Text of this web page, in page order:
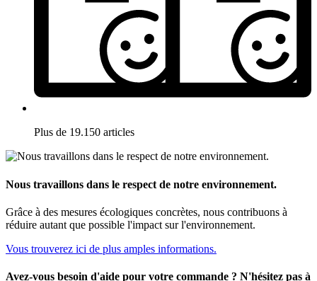
Plus de 19.150 articles
Nous travaillons dans le respect de notre environnement.
Grâce à des mesures écologiques concrètes, nous contribuons à
réduire autant que possible l'impact sur l'environnement.
Vous trouverez ici de plus amples informations.
Avez-vous besoin d'aide pour votre commande ? N'hésitez pas à